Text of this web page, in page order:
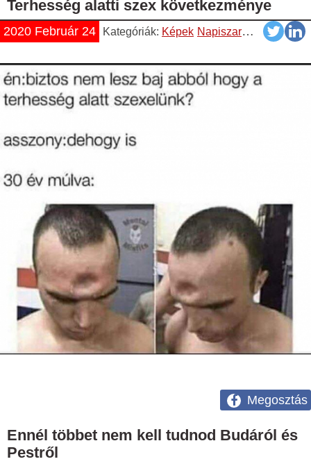
Terhesség alatti szex következménye
2020 Február 24 Kategóriák: Képek Napiszar Vicces
Megosztás
Ennél többet nem kell tudnod Budáról és
Pestről